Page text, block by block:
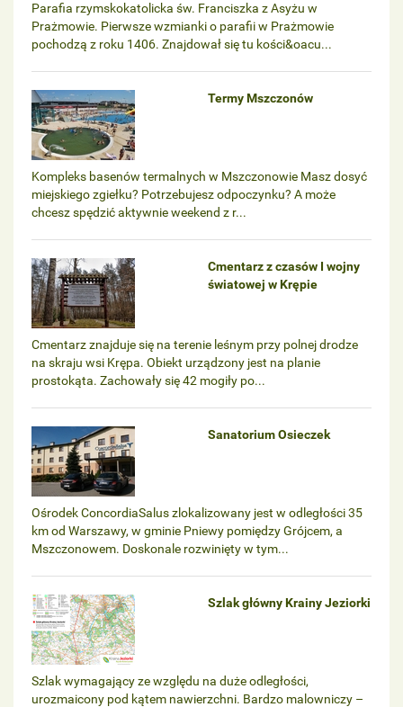
Parafia rzymskokatolicka św. Franciszka z Asyżu w
Prażmowie. Pierwsze wzmianki o parafii w Prażmowie
pochodzą z roku 1406. Znajdował się tu kości&oacu...
Termy Mszczonów
Kompleks basenów termalnych w Mszczonowie Masz dosyć
miejskiego zgiełku? Potrzebujesz odpoczynku? A może
chcesz spędzić aktywnie weekend z r...
Cmentarz z czasów I wojny
światowej w Krępie
Cmentarz znajduje się na terenie leśnym przy polnej drodze
na skraju wsi Krępa. Obiekt urządzony jest na planie
prostokąta. Zachowały się 42 mogiły po...
Sanatorium Osieczek
Ośrodek ConcordiaSalus zlokalizowany jest w odległości 35
km od Warszawy, w gminie Pniewy pomiędzy Grójcem, a
Mszczonowem. Doskonale rozwinięty w tym...
Szlak główny Krainy Jeziorki
Szlak wymagający ze względu na duże odległości,
urozmaicony pod kątem nawierzchni. Bardzo malowniczy –